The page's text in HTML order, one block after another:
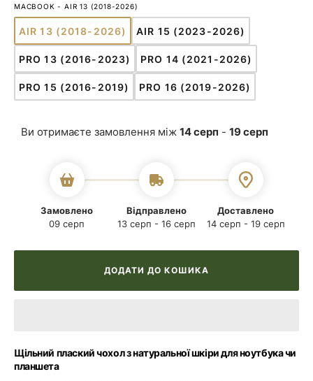
MACBOOK - AIR 13 (2018-2026)
AIR 13 (2018-2026)
ВАРІАНТ
РОЗПРОДАНО
АБО
НЕДОСТУПНИЙ
AIR 15 (2023-2026)
ВАРІАНТ
РОЗПРОДАНО
АБО
НЕДОСТУПНИЙ
PRO 13 (2016-2023)
ВАРІАНТ
РОЗПРОДАНО
АБО
НЕДОСТУПНИЙ
PRO 14 (2021-2026)
ВАРІАНТ
РОЗПРОДАНО
АБО
НЕДОСТУПНИЙ
PRO 15 (2016-2019)
ВАРІАНТ
НЕДОСТУПНИЙ
PRO 16 (2019-2026)
ВАРІАНТ
НЕДОСТУПНИЙ
Ви отримаєте замовлення між 14 серп - 19 серп
Замовлено
09 серп
Відправлено
13 серп - 16 серп
Доставлено
14 серп - 19 серп
ДОДАТИ ДО КОШИКА
Щільний плаский чохол з натуральної шкіри для ноутбука чи
планшета